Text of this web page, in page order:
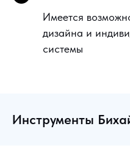
Имеется
дизайна и
системы
Инструменты